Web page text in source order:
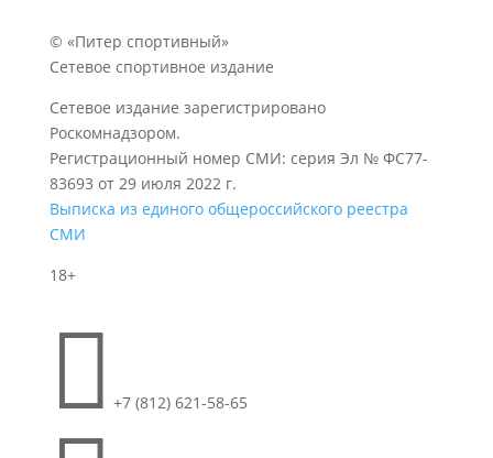
© «Питер спортивный»
Сетевое спортивное издание
Сетевое издание зарегистрировано
Роскомнадзором.
Регистрационный номер СМИ: серия Эл № ФС77-
83693 от 29 июля 2022 г.
Выписка из единого общероссийского реестра
СМИ
18+
 +7 (812) 621-58-65